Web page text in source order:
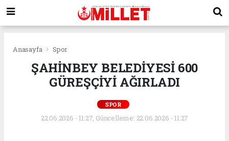
Anasayfa Spor
ŞAHİNBEY BELEDİYESİ 600
GÜREŞÇİYİ AĞIRLADI
SPOR
22.06.2026 - 11:27, Güncelleme: 22.06.2026 - 11:27